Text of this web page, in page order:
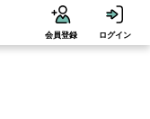
会員登録 ログイン